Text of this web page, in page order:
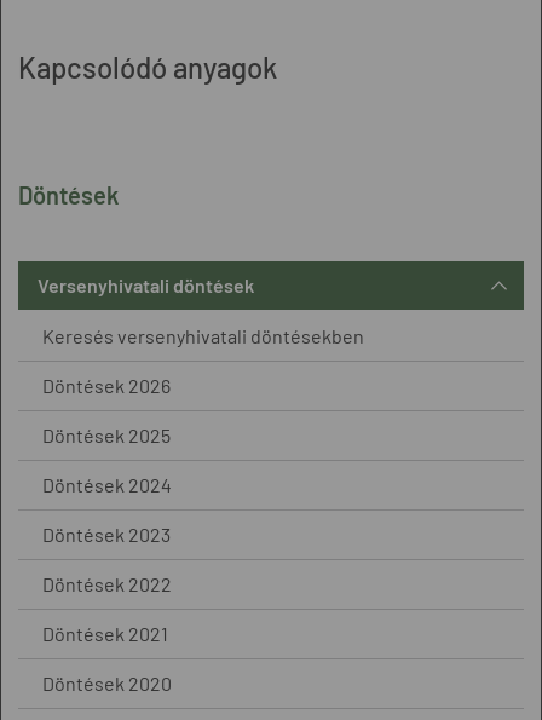
Döntések
Versenyhivatali döntések
Keresés versenyhivatali döntésekben
Döntések 2026
Döntések 2025
Döntések 2024
Döntések 2023
Döntések 2022
Döntések 2021
Döntések 2020
Kapcsolódó anyagok